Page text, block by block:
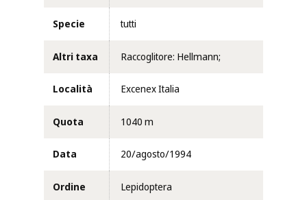
Specie tutti
Altri taxa Raccoglitore: Hellmann;
Località Excenex Italia
Quota 1040 m
Data 20/agosto/1994
Ordine Lepidoptera